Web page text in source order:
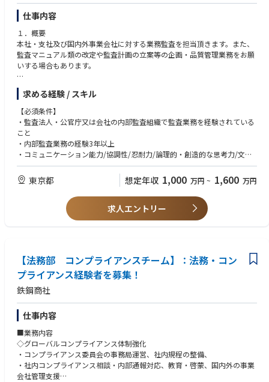
仕事内容
１．概要
本社・支社及び国内外事業会社に対する業務監査を担当頂きます。また、
監査マニュアル類の改定や監査計画の立案等の企画・品質管理業務をお願
いする場合もあります。
２．具体的な業務内容
監査先の業務運営(株主総会・取締役会運営等の経営統括業務、コンプライ
アンス関連業務、取引関連業務、財務経理、人事・総務、ITセキュリティ
等)を網羅的に点検し、リスク管理の状況に応じて改善提言します。
また、リスクの濃淡に応じた取組みとしてテーマ監査も実施します。尚、
国内外事業会社には工場設備を保有している先が多く、工場監査の視点も
必要となります。当方監査マニュアル類に基づき監査先資料の読込みや現
行いますが、監査実施時は2～4名程度の監査班を組成しますので、その一
員として海外を含め1～2週間程度の往査出張をお願いします。
求める経験 / スキル
【必須条件】
・監査法人・公官庁又は会社の内部監査組織で監査業務を経験されている
こと
・内部監査業務の経験3年以上
・コミュニケーション能力/協調性/忍耐力/論理的・創造的な思考力/文章
力があること
【歓迎条件】
・CIA、CPA等の資格保有
・TOEIC730点以上
東京都 想定年収 1,000 万円 ~ 1,600 万円
求人エントリー
【法務部 コンプライアンスチーム】：法務・コン
プライアンス経験者を募集！
鉄鋼商社
仕事内容
■業務内容
◇グローバルコンプライアンス体制強化
・コンプライアンス委員会の事務局運営、社内規程の整備、
・社内コンプライアンス相談・内部通報対応、教育・啓蒙、国内外の事業
会社管理支援